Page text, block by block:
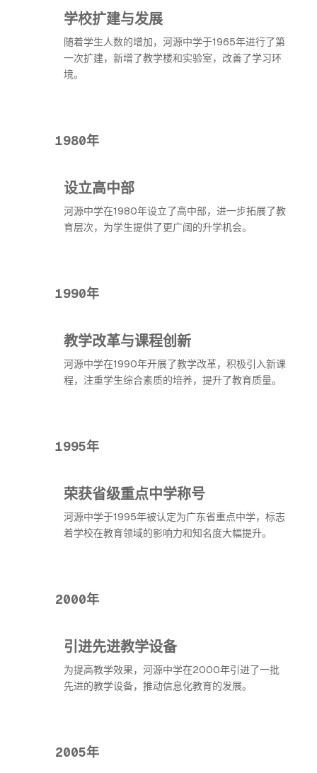
学校扩建与发展
随着学生人数的增加，河源中学于1965年进行了第
一次扩建，新增了教学楼和实验室，改善了学习环
境。
1980年
设立高中部
河源中学在1980年设立了高中部，进一步拓展了教
育层次，为学生提供了更广阔的升学机会。
1990年
教学改革与课程创新
河源中学在1990年开展了教学改革，积极引入新课
程，注重学生综合素质的培养，提升了教育质量。
1995年
荣获省级重点中学称号
河源中学于1995年被认定为广东省重点中学，标志
着学校在教育领域的影响力和知名度大幅提升。
2000年
引进先进教学设备
为提高教学效果，河源中学在2000年引进了一批
先进的教学设备，推动信息化教育的发展。
2005年